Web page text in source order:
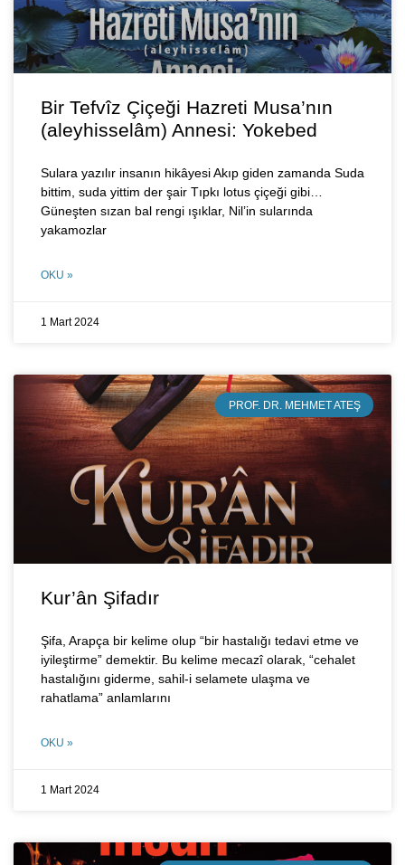
Bir Tefvîz Çiçeği Hazreti Musa’nın
(aleyhisselâm) Annesi: Yokebed
Sulara yazılır insanın hikâyesi Akıp giden zamanda Suda
bittim, suda yittim der şair Tıpkı lotus çiçeği gibi…
Güneşten sızan bal rengi ışıklar, Nil’in sularında
yakamozlar
OKU »
1 Mart 2024
PROF. DR. MEHMET ATEŞ
Kur’ân Şifadır
Şifa, Arapça bir kelime olup “bir hastalığı tedavi etme ve
iyileştirme” demektir. Bu kelime mecazî olarak, “cehalet
hastalığını giderme, sahil-i selamete ulaşma ve
rahatlama” anlamlarını
OKU »
1 Mart 2024